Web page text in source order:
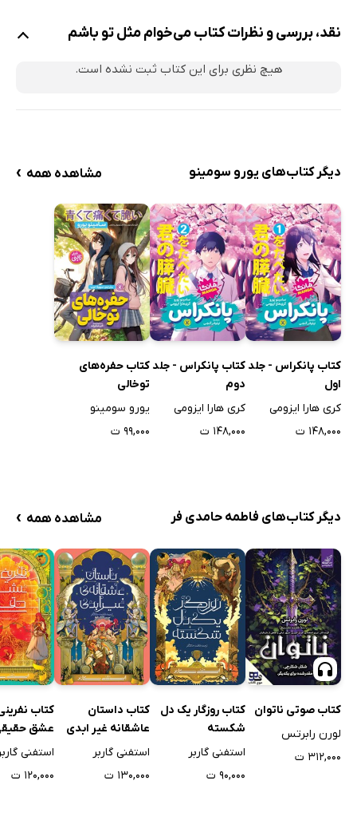
نقد، بررسی و نظرات کتاب می‌خوام مثل تو باشم
هیچ نظری برای این کتاب ثبت نشده است.
دیگر کتاب‌های یورو سومینو مشاهده همه ›
کتاب پانکراس - جلد
اول
کری هارا ایزومی
۱۴۸,۰۰۰ ت
کتاب پانکراس - جلد
دوم
کری هارا ایزومی
۱۴۸,۰۰۰ ت
کتاب حفره‌های
توخالی
یورو سومینو
۹۹,۰۰۰ ت
دیگر کتاب‌های فاطمه حامدی فر مشاهده همه ›
کتاب صوتی ناتوان
لورن رابرتس
۳۱۲,۰۰۰ ت
کتاب روزگار یک دل
شکسته
استفنی گاربر
۹۰,۰۰۰ ت
کتاب داستان
عاشقانه غیر ابدی
استفنی گاربر
۱۳۰,۰۰۰ ت
کتاب
عشق
استفنی
۱۲۰,۰۰۰ ت